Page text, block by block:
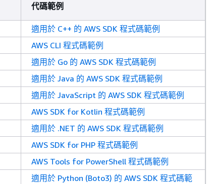
代碼範例
適用於 C++ 的 AWS SDK 程式碼範例
AWS CLI 程式碼範例
適用於 Go 的 AWS SDK 程式碼範例
適用於 Java 的 AWS SDK 程式碼範例
適用於 JavaScript 的 AWS SDK 程式碼範例
AWS SDK for Kotlin 程式碼範例
適用於 .NET 的 AWS SDK 程式碼範例
AWS SDK for PHP 程式碼範例
AWS Tools for PowerShell 程式碼範例
適用於 Python (Boto3) 的 AWS SDK 程式碼範